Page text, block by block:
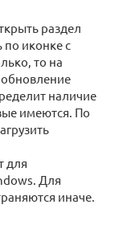
раздел
иконке с
то на
наличие
имеются. По
для
Для
иначе.